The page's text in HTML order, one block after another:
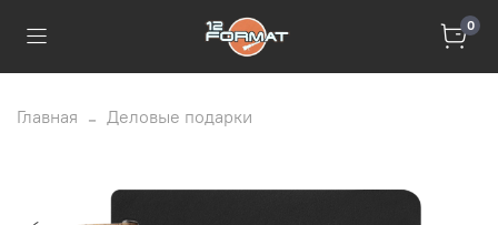
0
Главная Деловые подарки